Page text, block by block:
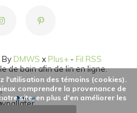
By DMWS x Plus+ - Fil RSS
de bain afin de lin en ligne.
l'utilisation des témoins (cookies).
comprendre la provenance de
site, en plus d'en améliorer les